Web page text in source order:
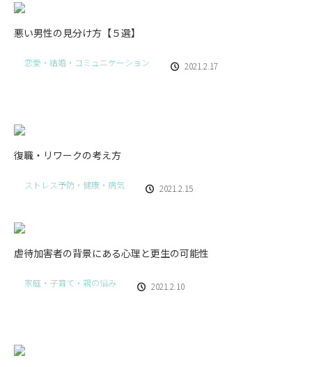
悪い男性の見分け方【５選】
恋愛・結婚・コミュニケーション 2021.2.17
復職・リワークの考え方
ストレス予防・健康・病気 2021.2.15
虐待加害者の背景にある心理と更生の可能性
家庭・子育て・親の悩み 2021.2.10